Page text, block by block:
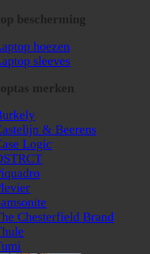
bescherming
hoezen
sleeves
merken
& Beerens
Logic
Chesterfield Brand